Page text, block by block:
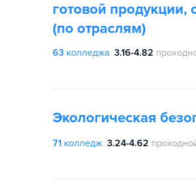
готовой продукции,
(по отраслям)
63 колледжа 3.16-4.82
Экологическая
71 колледж 3.24-4.62